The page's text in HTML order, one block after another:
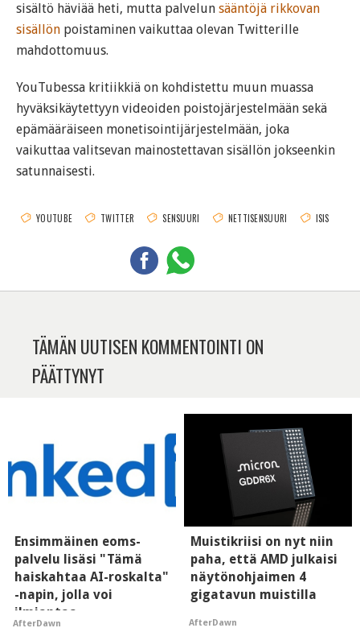
sisältö häviää heti, mutta palvelun sääntöjä rikkovan
sisällön poistaminen vaikuttaa olevan Twitterille
mahdottomuus.
YouTubessa kritiikkiä on kohdistettu muun muassa
hyväksikäytettyyn videoiden poistojärjestelmään sekä
epämääräiseen monetisointijärjestelmään, joka
vaikuttaa valitsevan mainostettavan sisällön jokseenkin
satunnaisesti.
YOUTUBE TWITTER SENSUURI NETTISENSUURI ISIS
TÄMÄN UUTISEN KOMMENTOINTI ON
PÄÄTTYNYT
Ensimmäinen eoms-
palvelu lisäsi "Tämä
haiskahtaa AI-roskalta"
-napin, jolla voi
ilmiantaa
AfterDawn
Muistikriisi on nyt niin
paha, että AMD julkaisi
näytönohjaimen 4
gigatavun muistilla
AfterDawn